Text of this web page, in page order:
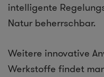
intelligente
Natur beherrschbar.
Weitere innovative
Werkstoffe findet